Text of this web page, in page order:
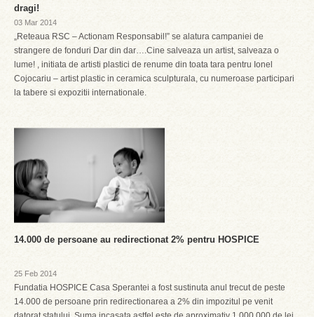
dragi!
03 Mar 2014
„Reteaua RSC – Actionam Responsabil!” se alatura campaniei de
strangere de fonduri Dar din dar….Cine salveaza un artist, salveaza o
lume! , initiata de artisti plastici de renume din toata tara pentru Ionel
Cojocariu – artist plastic in ceramica sculpturala, cu numeroase participari
la tabere si expozitii internationale.
14.000 de persoane au redirectionat 2% pentru HOSPICE
25 Feb 2014
Fundatia HOSPICE Casa Sperantei a fost sustinuta anul trecut de peste
14.000 de persoane prin redirectionarea a 2% din impozitul pe venit